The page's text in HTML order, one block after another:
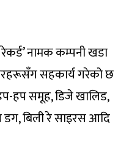
नामक कम्पनी खडा
सहकार्य गरेको छ
हप समूह, डिजे खालिड,
डग, बिली रे साइरस आदि